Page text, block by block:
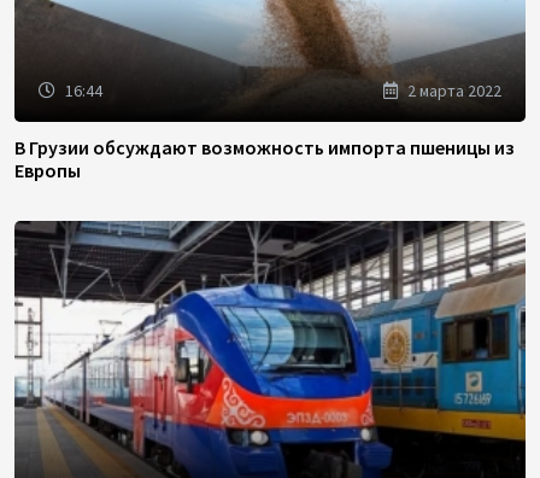
16:44 2 марта 2022
В Грузии обсуждают возможность импорта пшеницы из
Европы